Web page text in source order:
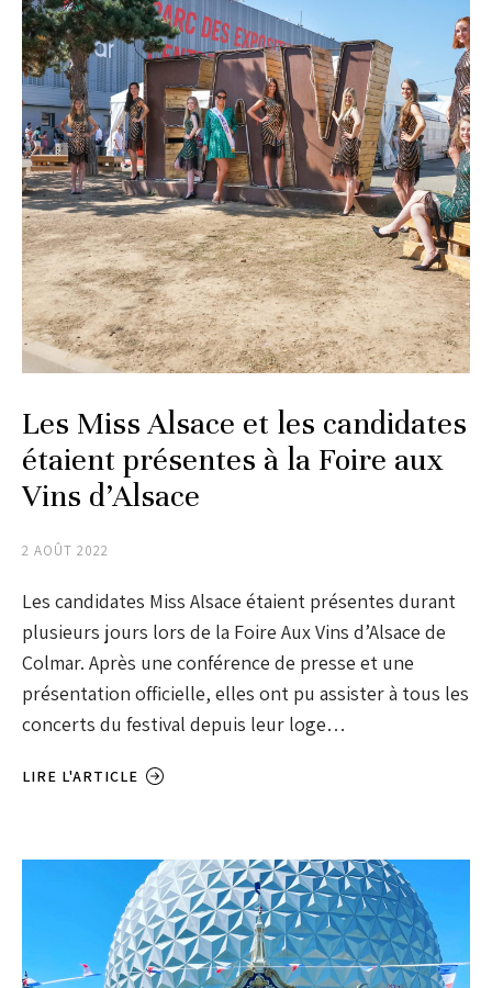
Les Miss Alsace et les candidates
étaient présentes à la Foire aux
Vins d’Alsace
2 AOÛT 2022
Les candidates Miss Alsace étaient présentes durant
plusieurs jours lors de la Foire Aux Vins d’Alsace de
Colmar. Après une conférence de presse et une
présentation officielle, elles ont pu assister à tous les
concerts du festival depuis leur loge…
LIRE L'ARTICLE